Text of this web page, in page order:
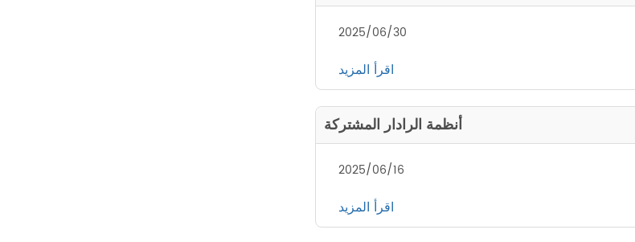
2025/06/30
اقرأ المزيد
أنظمة الرادار المشتركة
2025/06/16
اقرأ المزيد